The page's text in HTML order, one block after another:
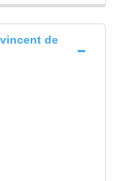
de